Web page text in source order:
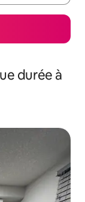
durée à